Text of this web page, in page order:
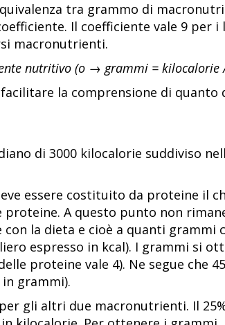
tra grammo di
Il coefficiente vale 9 per
macronutrienti.
nutritivo (o → grammi = kilocalorie
la comprensione di quanto
di 3000 kilocalorie suddiviso
essere costituito da proteine il
proteine. A questo punto non
la dieta e cioè a quanti grammi
espresso in kcal). I grammi si
proteine vale 4). Ne segue che
grammi).
gli altri due macronutrienti. Il